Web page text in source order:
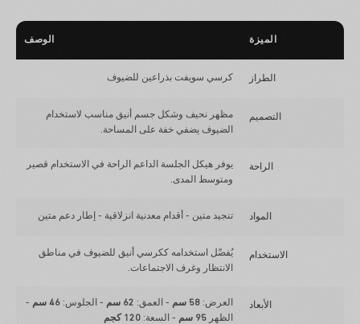
الميزة الوصف
الطراز كرسي سويفت بذراعين للضيوف
التصميم
مظهر نحيف وشكل جسم أنيق مناسب لاستخدام
الضيوف يضفي خفة على المساحة.
الراحة
يوفر هيكل الجلسة الداعم الراحة في الاستخدام قصير
ومتوسط المدى.
المواد تنجيد متين - أقدام معدنية انزلاقية - إطار دعم متين
الاستخدام
يُفضّل استخدامه ككرسي أنيق للضيوف في مناطق
الانتظار وغرف الاجتماعات.
الأبعاد العرض: 58 سم - العمق: 62 سم - الجلوس: 46 سم
-
الظهر 95 سم - السعة: 120 كجم